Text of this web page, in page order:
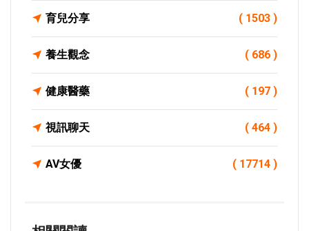
育兒分享 ( 1503 )
養生觀念 ( 686 )
健康醫藥 ( 197 )
視訊聊天 ( 464 )
AV女優 ( 17714 )